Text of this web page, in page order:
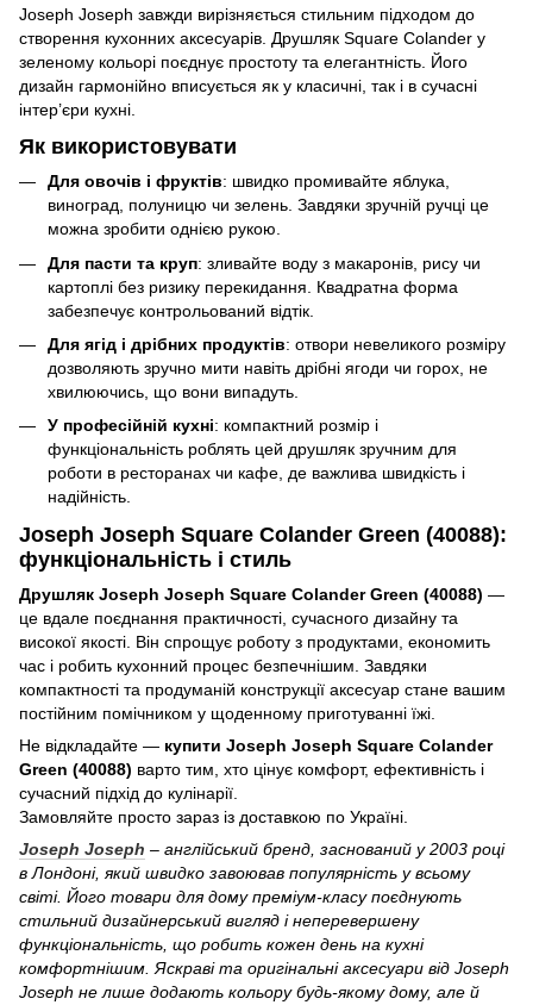
Joseph Joseph завжди вирізняється стильним підходом до
створення кухонних аксесуарів. Друшляк Square Colander у
зеленому кольорі поєднує простоту та елегантність. Його
дизайн гармонійно вписується як у класичні, так і в сучасні
інтер’єри кухні.
Як використовувати
Для овочів і фруктів: швидко промивайте яблука,
виноград, полуницю чи зелень. Завдяки зручній ручці це
можна зробити однією рукою.
Для пасти та круп: зливайте воду з макаронів, рису чи
картоплі без ризику перекидання. Квадратна форма
забезпечує контрольований відтік.
Для ягід і дрібних продуктів: отвори невеликого розміру
дозволяють зручно мити навіть дрібні ягоди чи горох, не
хвилюючись, що вони випадуть.
У професійній кухні: компактний розмір і
функціональність роблять цей друшляк зручним для
роботи в ресторанах чи кафе, де важлива швидкість і
надійність.
Joseph Joseph Square Colander Green (40088):
функціональність і стиль
Друшляк Joseph Joseph Square Colander Green (40088) —
це вдале поєднання практичності, сучасного дизайну та
високої якості. Він спрощує роботу з продуктами, економить
час і робить кухонний процес безпечнішим. Завдяки
компактності та продуманій конструкції аксесуар стане вашим
постійним помічником у щоденному приготуванні їжі.
Не відкладайте — купити Joseph Joseph Square Colander
Green (40088) варто тим, хто цінує комфорт, ефективність і
сучасний підхід до кулінарії.
Замовляйте просто зараз із доставкою по Україні.
Joseph Joseph – англійський бренд, заснований у 2003 році
в Лондоні, який швидко завоював популярність у всьому
світі. Його товари для дому преміум-класу поєднують
стильний дизайнерський вигляд і неперевершену
функціональність, що робить кожен день на кухні
комфортнішим. Яскраві та оригінальні аксесуари від Joseph
Joseph не лише додають кольору будь-якому дому, але й